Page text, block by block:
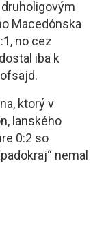
Macedónska
no cez
iba k
ktorý v
lanského
0:2 so
nemal